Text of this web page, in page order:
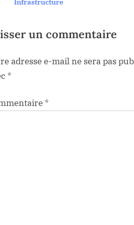
Infrastructure
un commentaire
adresse e-mail ne sera pas
*
*